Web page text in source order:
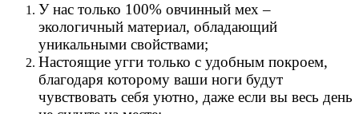
У нас только 100% овчинный мех –
экологичный материал, обладающий
уникальными свойствами;
Настоящие угги только с удобным покроем,
благодаря которому ваши ноги будут
чувствовать себя уютно, даже если вы весь день